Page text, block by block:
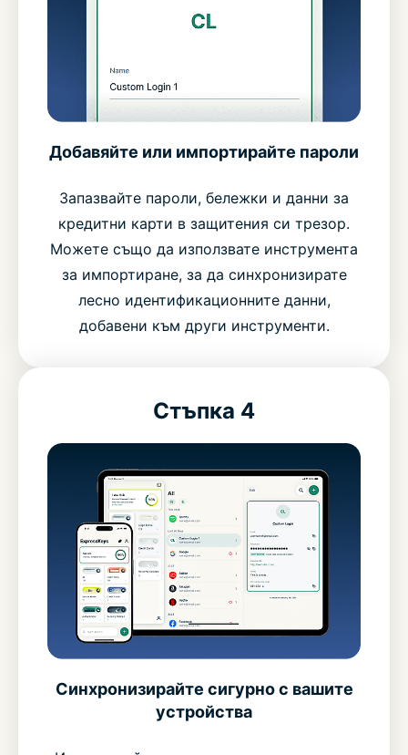
Добавяйте или импортирайте пароли
Запазвайте пароли, бележки и данни за
кредитни карти в защитения си трезор.
Можете също да използвате инструмента
за импортиране, за да синхронизирате
лесно идентификационните данни,
добавени към други инструменти.
Стъпка 4
Синхронизирайте сигурно с вашите
устройства